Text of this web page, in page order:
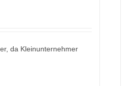
da Kleinunternehmer